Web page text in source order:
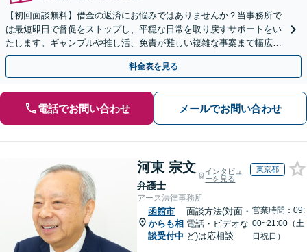
【初回面談無料】借金の返済にお悩みではありませんか？当事務所で
は最短即日で督促をストップし、平穏な日常を取り戻すサポートをい
たします。ギャンブルや推し活、免責が難しい複雑な事案まで幅広く
対応可能です。法テラスのご利用も承っております。
料金表を見る
電話でお問い合わせ メールでお問い合わせ
河東 宗文
弁護士
インタビュ
ーを見る
東京都
アース法律事務所
函館市
からも相
談受付中
面談方法(対面・
電話・ビデオな
ど)は応相談
営業時間：09:
00~21:00（土
日祝日）